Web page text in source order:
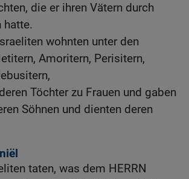
die er ihren Vätern durch
hatte.
wohnten unter den
Amoritern, Perisitern,
Töchter zu Frauen und gaben
Söhnen und dienten deren
taten, was dem HERRN